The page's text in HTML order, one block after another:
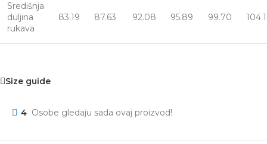
Središnja
duljina
rukava
83.19 87.63 92.08 95.89 99.70
Size guide
4 Osobe gledaju sada ovaj proizvod!